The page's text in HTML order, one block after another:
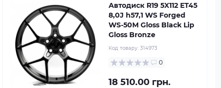
Автодиск R19 5X112 ET45
8,0J h57,1 WS Forged
WS-50M Gloss Black Lip
Gloss Bronze
Код товару: 314973
0
18 510.00 грн.